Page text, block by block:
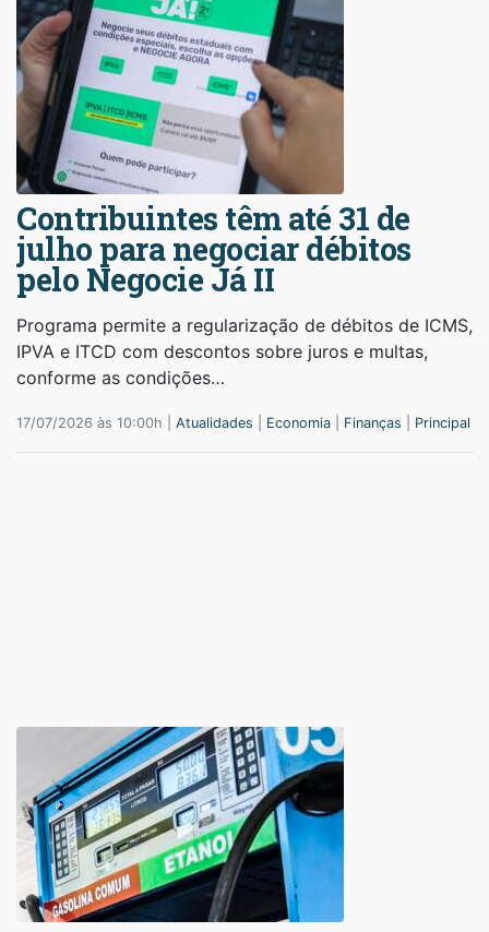
Contribuintes têm até 31 de
julho para negociar débitos
pelo Negocie Já II
Programa permite a regularização de débitos de ICMS,
IPVA e ITCD com descontos sobre juros e multas,
conforme as condições…
17/07/2026 às 10:00h | Atualidades Economia Finanças Principal